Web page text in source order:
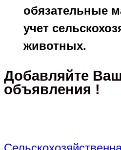
обязательные
учет
животных.
Добавляйте
объявления !